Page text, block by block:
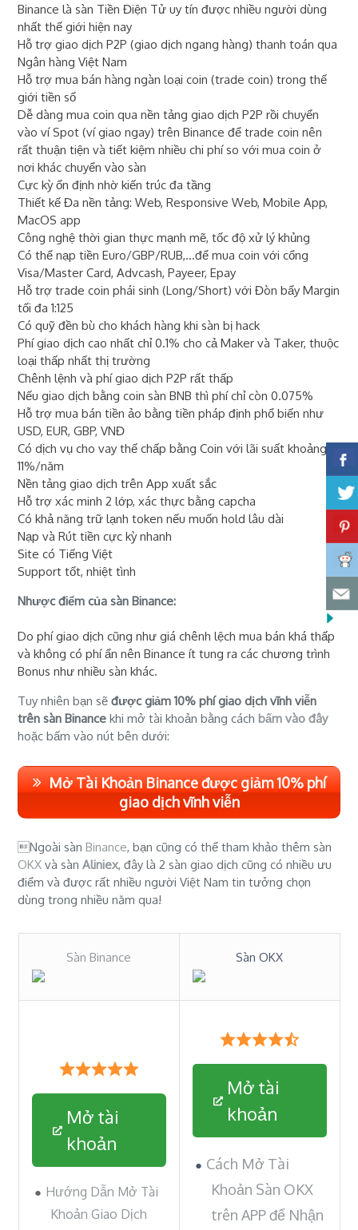
Binance là sàn Tiền Điện Tử uy tín được nhiều người dùng
nhất thế giới hiện nay
Hỗ trợ giao dịch P2P (giao dịch ngang hàng) thanh toán qua
Ngân hàng Việt Nam
Hỗ trợ mua bán hàng ngàn loại coin (trade coin) trong thế
giới tiền số
Dễ dàng mua coin qua nền tảng giao dịch P2P rồi chuyển
vào ví Spot (ví giao ngay) trên Binance để trade coin nên
rất thuận tiện và tiết kiệm nhiều chi phí so với mua coin ở
nơi khác chuyển vào sàn
Cực kỳ ổn định nhờ kiến trúc đa tầng
Thiết kế Đa nền tảng: Web, Responsive Web, Mobile App,
MacOS app
Công nghệ thời gian thực mạnh mẽ, tốc độ xử lý khủng
Có thể nạp tiền Euro/GBP/RUB,...để mua coin với cổng
Visa/Master Card, Advcash, Payeer, Epay
Hỗ trợ trade coin phái sinh (Long/Short) với Đòn bẩy Margin
tối đa 1:125
Có quỹ đền bù cho khách hàng khi sàn bị hack
Phí giao dịch cao nhất chỉ 0.1% cho cả Maker và Taker, thuộc
loại thấp nhất thị trường
Chênh lệnh và phí giao dịch P2P rất thấp
Nếu giao dịch bằng coin sàn BNB thì phí chỉ còn 0.075%
Hỗ trợ mua bán tiền ảo bằng tiền pháp định phổ biến như
USD, EUR, GBP, VNĐ
Có dịch vụ cho vay thế chấp bằng Coin với lãi suất khoảng
11%/năm
Nền tảng giao dịch trên App xuất sắc
Hỗ trợ xác minh 2 lớp, xác thực bằng capcha
Có khả năng trữ lạnh token nếu muốn hold lâu dài
Nạp và Rút tiền cực kỳ nhanh
Site có Tiếng Việt
Support tốt, nhiệt tình
Nhược điểm của sàn Binance:
Do phí giao dịch cũng như giá chênh lệch mua bán khá thấp
và không có phí ẩn nên Binance ít tung ra các chương trình
Bonus như nhiều sàn khác.
Tuy nhiên bạn sẽđược giảm 10% phí giao dịch vĩnh viễn
trên sàn Binance khi mở tài khoản bằng cách bấm vào đây
hoặc bấm vào nút bên dưới:
Mở Tài Khoản Binance được giảm 10% phí
giao dịch vĩnh viễn
Ngoài sànBinance, bạn cũng có thể tham khảo thêm sàn
OKX và sànAliniex, đây là 2 sàn giao dịch cũng có nhiều ưu
điểm và được rất nhiều người Việt Nam tin tưởng chọn
dùng trong nhiều năm qua!
Sàn Binance Sàn OKX
Mở tài
khoản
Hướng Dẫn Mở Tài
Khoản Giao Dịch
Mở tài
khoản
Cách Mở Tài
Khoản Sàn OKX
trên APP để Nhận